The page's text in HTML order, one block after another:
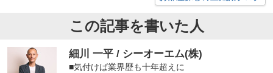
この記事を書いた人
細川 一平 / シーオーエム(株)
■気付けば業界歴も十年超えに